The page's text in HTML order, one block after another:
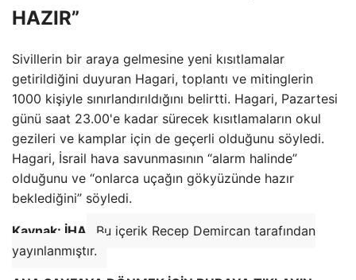
HAZIR”
Sivillerin bir araya gelmesine yeni kısıtlamalar
getirildiğini duyuran Hagari, toplantı ve mitinglerin
1000 kişiyle sınırlandırıldığını belirtti. Hagari, Pazartesi
günü saat 23.00'e kadar sürecek kısıtlamaların okul
gezileri ve kamplar için de geçerli olduğunu söyledi.
Hagari, İsrail hava savunmasının “alarm halinde”
olduğunu ve “onlarca uçağın gökyüzünde hazır
beklediğini” söyledi.
Kaynak: İHA
Bu içerik Recep Demircan tarafından
yayınlanmıştır.